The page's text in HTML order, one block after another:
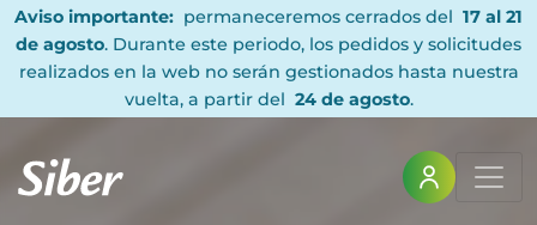
Aviso importante: permaneceremos cerrados del 17 al 21
de agosto. Durante este periodo, los pedidos y solicitudes
realizados en la web no serán gestionados hasta nuestra
vuelta, a partir del 24 de agosto.